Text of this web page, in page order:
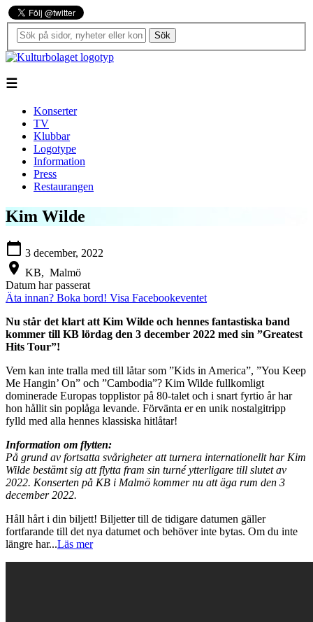
Sök
☰
Konserter
TV
Klubbar
Logotype
Information
Press
Restaurangen
Kim Wilde
calendar_today 3 december, 2022
location_on KB, Malmö
Datum har passerat
Äta innan? Boka bord! Visa Facebookeventet
Nu står det klart att Kim Wilde och hennes fantastiska band
kommer till KB lördag den 3 december 2022 med sin ”Greatest
Hits Tour”!
Vem kan inte tralla med till låtar som ”Kids in America”, ”You Keep
Me Hangin’ On” och ”Cambodia”? Kim Wilde fullkomligt
dominerade Europas topplistor på 80-talet och i snart fyrtio år har
hon hållit sin poplåga levande. Förvänta er en unik nostalgitripp
fylld med alla hennes klassiska hitlåtar!
Information om flytten:
På grund av fortsatta svårigheter att turnera internationellt har Kim
Wilde bestämt sig att flytta fram sin turné ytterligare till slutet av
2022. Konserten på KB i Malmö kommer nu att äga rum den 3
december 2022.
Håll hårt i din biljett! Biljetter till de tidigare datumen gäller
fortfarande till det nya datumet och behöver inte bytas. Om du inte
längre har...Läs mer